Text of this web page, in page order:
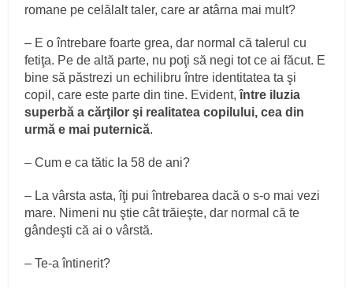
romane pe celălalt taler, care ar atârna mai mult?
– E o întrebare foarte grea, dar normal că talerul cu
fetiţa. Pe de altă parte, nu poţi să negi tot ce ai făcut. E
bine să păstrezi un echilibru între identitatea ta şi
copil, care este parte din tine. Evident,între iluzia
superbă a cărţilor şi realitatea copilului, cea din
urmă e mai puternică.
– Cum e ca tătic la 58 de ani?
– La vârsta asta, îţi pui întrebarea dacă o s-o mai vezi
mare. Nimeni nu ştie cât trăieşte, dar normal că te
gândeşti că ai o vârstă.
– Te-a întinerit?